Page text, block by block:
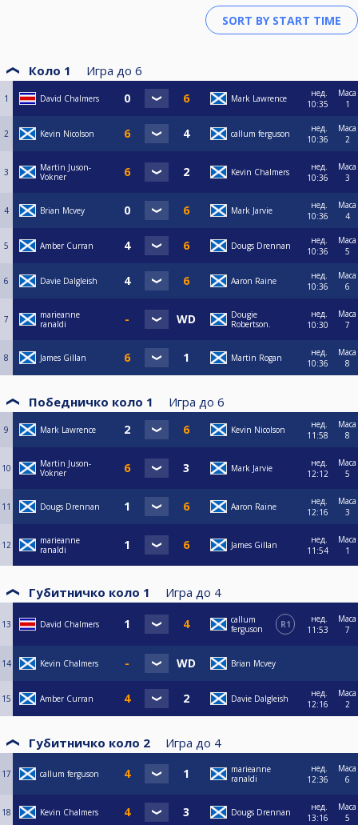
Коло 1 Игра до 6
1 David Chalmers Mark Lawrence
нед.
10:35
Маса
1
2 Kevin Nicolson callum ferguson
нед.
10:36
Маса
2
3
Martin Juson-
Vokner
Kevin Chalmers
нед.
10:36
Маса
3
4 Brian Mcvey Mark Jarvie
нед.
10:36
Маса
4
5 Amber Curran Dougs Drennan
нед.
10:36
Маса
5
6 Davie Dalgleish Aaron Raine
нед.
10:36
Маса
6
7
marieanne
ranaldi
Dougie
Robertson.
нед.
10:30
Маса
7
8 James Gillan Martin Rogan
нед.
10:36
Маса
8
Победничко коло 1 Игра до 6
9 Mark Lawrence Kevin Nicolson
нед.
11:58
Маса
8
10
Martin Juson-
Vokner
Mark Jarvie
нед.
12:12
Маса
5
11 Dougs Drennan Aaron Raine
нед.
12:16
Маса
3
12
marieanne
ranaldi
James Gillan
нед.
11:54
Маса
1
Губитничко коло 1 Игра до 4
13 David Chalmers
callum
ferguson
R1
нед.
11:53
Маса
7
14 Kevin Chalmers Brian Mcvey
15 Amber Curran Davie Dalgleish
нед.
12:16
Маса
2
Губитничко коло 2 Игра до 4
17 callum ferguson
marieanne
ranaldi
нед.
12:36
Маса
6
18 Kevin Chalmers Dougs Drennan
нед.
13:16
Маса
5